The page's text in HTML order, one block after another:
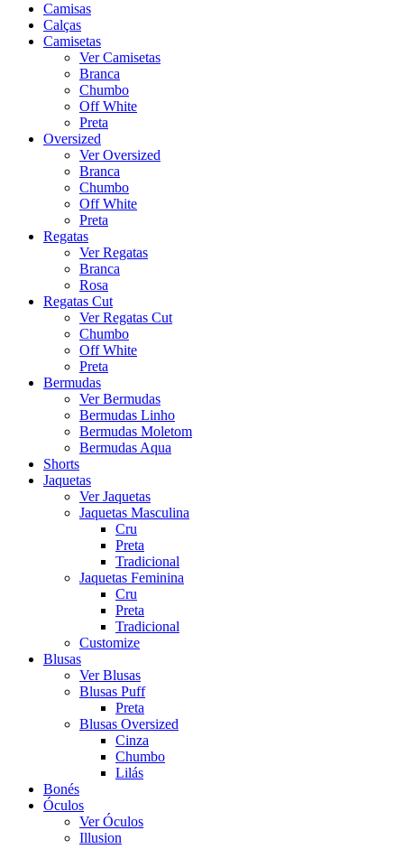
Camisas
Calças
Camisetas
Ver Camisetas
Branca
Chumbo
Off White
Preta
Oversized
Ver Oversized
Branca
Chumbo
Off White
Preta
Regatas
Ver Regatas
Branca
Rosa
Regatas Cut
Ver Regatas Cut
Chumbo
Off White
Preta
Bermudas
Ver Bermudas
Bermudas Linho
Bermudas Moletom
Bermudas Aqua
Shorts
Jaquetas
Ver Jaquetas
Jaquetas Masculina
Cru
Preta
Tradicional
Jaquetas Feminina
Cru
Preta
Tradicional
Customize
Blusas
Ver Blusas
Blusas Puff
Preta
Blusas Oversized
Cinza
Chumbo
Lilás
Bonés
Óculos
Ver Óculos
Illusion